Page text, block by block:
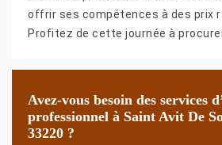
offrir ses compétences à des prix
Profitez de cette journée à
Avez-vous besoin des services
professionnel à Saint Avit De
33220 ?